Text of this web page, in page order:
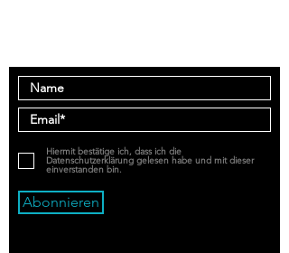
Hiermit bestätige ich, dass ich die
Datenschutzerklärung gelesen habe und mit dieser
einverstanden bin.
Abonnieren